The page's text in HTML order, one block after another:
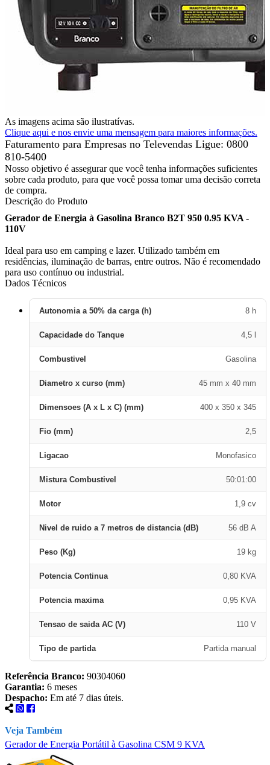
As imagens acima são ilustratívas.
Clique aqui e nos envie uma mensagem para maiores informações.
Faturamento para Empresas no Televendas Ligue: 0800
810-5400
Nosso objetivo é assegurar que você tenha informações suficientes
sobre cada produto, para que você possa tomar uma decisão correta
de compra.
Descrição do Produto
Gerador de Energia à Gasolina Branco B2T 950 0.95 KVA -
110V
Ideal para uso em camping e lazer. Utilizado também em
residências, iluminação de barras, entre outros. Não é recomendado
para uso contínuo ou industrial.
Dados Técnicos
Autonomia a 50% da carga (h) 8 h
Capacidade do Tanque 4,5 l
Combustivel Gasolina
Diametro x curso (mm) 45 mm x 40 mm
Dimensoes (A x L x C) (mm) 400 x 350 x 345
Fio (mm) 2,5
Ligacao Monofasico
Mistura Combustivel 50:01:00
Motor 1,9 cv
Nivel de ruido a 7 metros de distancia (dB) 56 dB A
Peso (Kg) 19 kg
Potencia Continua 0,80 KVA
Potencia maxima 0,95 KVA
Tensao de saida AC (V) 110 V
Tipo de partida Partida manual
Referência Branco: 90304060
Garantia: 6 meses
Despacho: Em até 7 dias úteis.
Veja Também
Gerador de Energia Portátil à Gasolina CSM 9 KVA